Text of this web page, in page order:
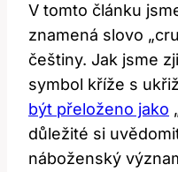
V tomto článku
znamená slovo
češtiny. Jak jsme
symbol kříže s
být přeloženo jako
důležité si
náboženský